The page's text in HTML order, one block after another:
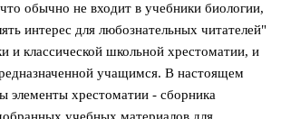
обычно не входит в учебники биологии,
интерес для любознательных читателей"
и классической школьной хрестоматии, и
учащимся. В настоящем
элементы хрестоматии - сборника